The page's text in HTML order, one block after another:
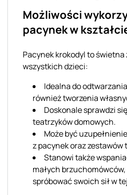
Możliwości
pacynek w
Pacynek krokodyl to świetna
wszystkich dzieci:
Idealna do
również tworzenia
Doskonale sprawdzi
teatrzyków domowych.
Może być
z pacynek oraz
Stanowi także
małych
spróbować swoich sił w